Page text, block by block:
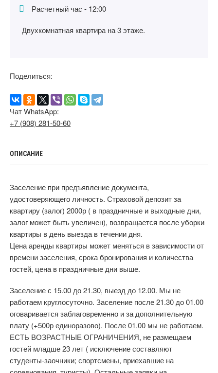
Расчетный час - 12:00
Двухкомнатная квартира на 3 этаже.
Поделиться:
Чат WhatsApp:
+7 (908) 281-50-60
ОПИСАНИЕ
Заселение при предъявление документа,
удостоверяющего личность. Страховой депозит за
квартиру (залог) 2000р ( в праздничные и выходные дни,
залог может быть увеличен), возвращается после уборки
квартиры в день выезда в течении дня.
Цена аренды квартиры может меняться в зависимости от
времени заселения, срока бронирования и количества
гостей, цена в праздничные дни выше.
Заселение с 15.00 до 21.30, выезд до 12.00. Мы не
работаем круглосуточно. Заселение после 21.30 до 01.00
оговаривается заблаговременно и за дополнительную
плату (+500р единоразово). После 01.00 мы не работаем.
ЕСТЬ ВОЗРАСТНЫЕ ОГРАНИЧЕНИЯ, не размещаем
гостей младше 23 лет ( исключение составляют
студенты-заочники; спортсмены, приехавшие на